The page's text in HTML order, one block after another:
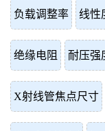
负载调整率 线性
绝缘电阻 耐压强
X射线管焦点尺寸